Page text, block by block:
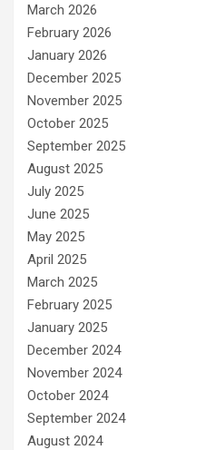
March 2026
February 2026
January 2026
December 2025
November 2025
October 2025
September 2025
August 2025
July 2025
June 2025
May 2025
April 2025
March 2025
February 2025
January 2025
December 2024
November 2024
October 2024
September 2024
August 2024